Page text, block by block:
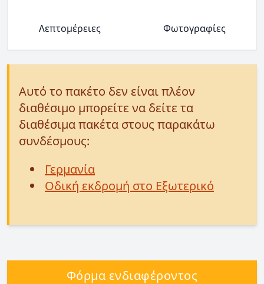
Λεπτομέρειες Φωτογραφίες
Αυτό το πακέτο δεν είναι πλέον
διαθέσιμο μπορείτε να δείτε τα
διαθέσιμα πακέτα στους παρακάτω
συνδέσμους:
Γερμανία
Οδική εκδρομή στο Εξωτερικό
Φόρμα ενδιαφέροντος